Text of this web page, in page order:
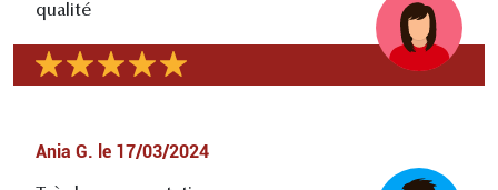
qualité
Ania G. le 17/03/2024